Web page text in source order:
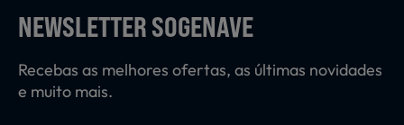
Padaria e Pastelaria
NEWSLETTER SOGENAVE
Recebas as melhores ofertas, as últimas novidades
e muito mais.